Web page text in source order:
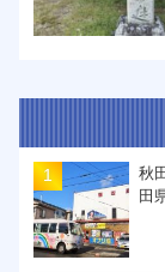
秋
田